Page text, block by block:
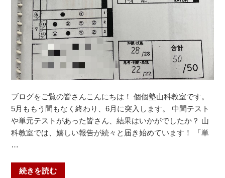
ブログをご覧の皆さんこんにちは！ 個個塾山科教室です。
5月ももう間もなく終わり、6月に突入します。 中間テスト
や単元テストがあった皆さん、結果はいかがでしたか？ 山
科教室では、嬉しい報告が続々と届き始めています！ 「単
…
“2026
続きを読む